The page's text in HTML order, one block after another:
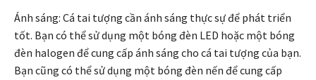
Ánh sáng: Cá tai tượng cần ánh sáng thực sự để phát triển
tốt. Bạn có thể sử dụng một bóng đèn LED hoặc một bóng
đèn halogen để cung cấp ánh sáng cho cá tai tượng của bạn.
Bạn cũng có thể sử dụng một bóng đèn nến để cung cấp